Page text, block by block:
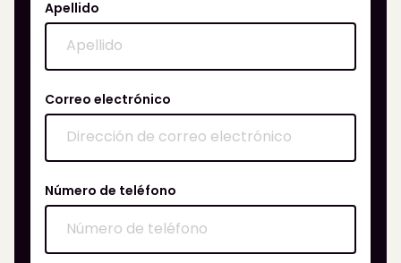
Apellido
Correo electrónico
Número de teléfono